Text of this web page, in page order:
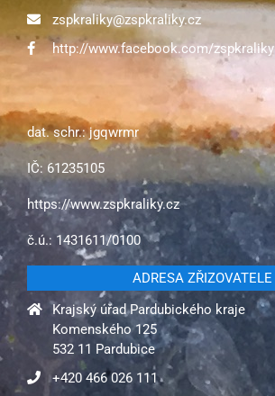
zspkraliky@zspkraliky.cz
http://www.facebook.com/zspkraliky
dat. schr.: jgqwrmr
IČ: 61235105
https://www.zspkraliky.cz
č.ú.: 1431611/0100
ADRESA ZŘIZOVATELE
Krajský úřad Pardubického kraje
Komenského 125
532 11 Pardubice
+420 466 026 111